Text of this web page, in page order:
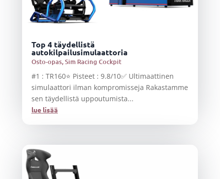
Top 4 täydellistä
autokilpailusimulaattoria
Osto-opas,Sim Racing Cockpit
#1 : TR160⭐ Pisteet : 9.8/10✅ Ultimaattinen
simulaattori ilman kompromisseja Rakastamme
sen täydellistä uppoutumista...
lue lisää